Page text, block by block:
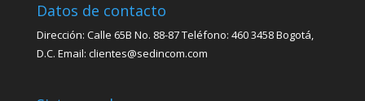
Datos de contacto
Dirección: Calle 65B No. 88-87 Teléfono: 460 3458 Bogotá,
D.C. Email: clientes@sedincom.com